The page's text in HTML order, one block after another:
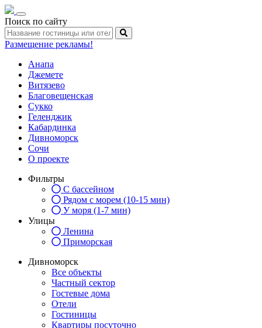
Toggle
navigation
Поиск по сайту
Размещение рекламы!
Анапа
Джемете
Витязево
Благовещенская
Сукко
Геленджик
Кабардинка
Дивноморск
Сочи
О проекте
Фильтры
С бассейном
Рядом с морем (10-15 мин)
У моря (1-7 мин)
Улицы
Ленина
Приморская
Дивноморск
Все объекты
Частный сектор
Гостевые дома
Отели
Гостиницы
Квартиры посуточно